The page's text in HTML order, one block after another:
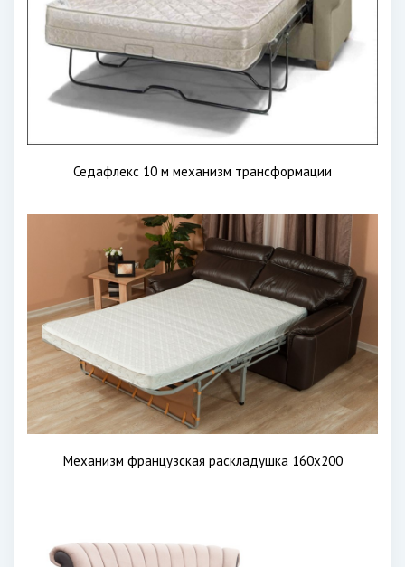
Седафлекс 10 м механизм трансформации
Механизм французская раскладушка 160х200